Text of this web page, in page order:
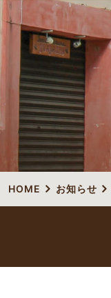
HOME お知らせ